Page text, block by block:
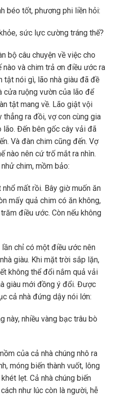
béo tốt, phương phi liền hỏi:
sức lực cường tráng thế?
bộ câu chuyện về việc cho
và chim trả ơn điều ước ra
tật nói gì, lão nhà giàu đã đề
cửa ruộng vườn của lão để
tật mang về. Lão giật vội
ra đồi, vợ con cùng gia
lão. Đến bên gốc cây vải đã
Và đàn chim cũng đến. Vợ
nào nên cứ trố mắt ra nhìn.
chim, mồm bảo:
mất rồi. Bây giờ muốn ăn
mấy quả chim có ăn không,
điều ước. Còn nếu không
chỉ có một điều ước nên
giàu. Khi mặt trời sắp lặn,
không thể đổi nắm quả vải
giàu mới đồng ý đổi. Được
cả nhà đứng dậy nói lớn:
này, nhiều vàng bạc trâu bò
của cả nhà chúng nhô ra
móng biến thành vuốt, lông
lẹt. Cả nhà chúng biến
như lúc còn là người, hễ